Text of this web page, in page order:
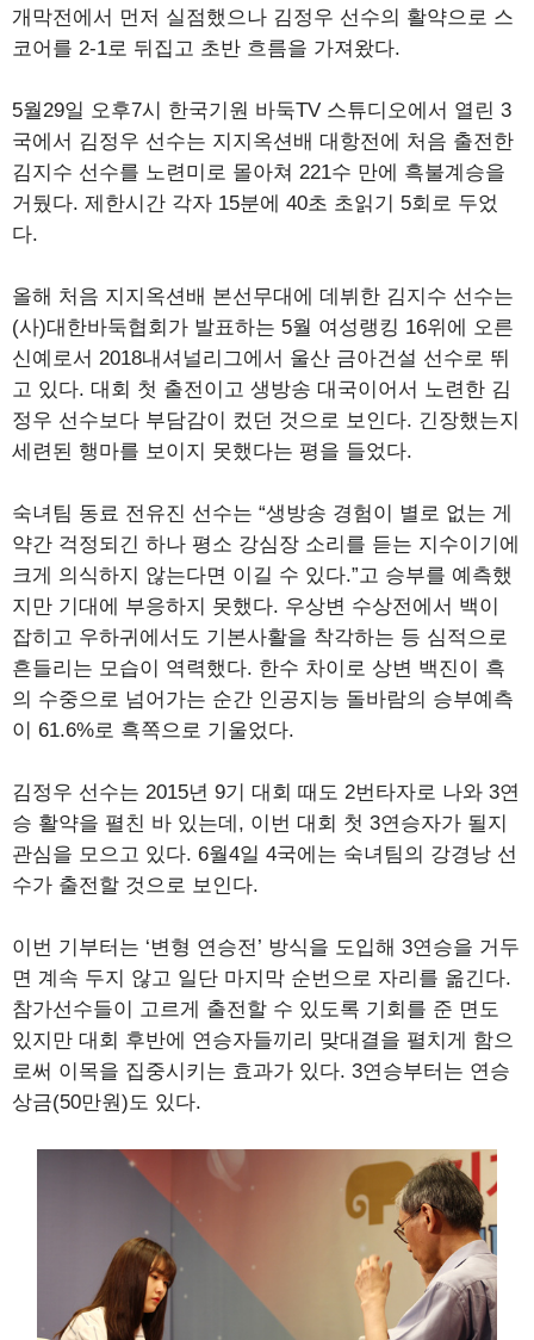
개막전에서 먼저 실점했으나 김정우 선수의 활약으로 스
코어를 2-1로 뒤집고 초반 흐름을 가져왔다.
5월29일 오후7시 한국기원 바둑TV 스튜디오에서 열린 3
국에서 김정우 선수는 지지옥션배 대항전에 처음 출전한
김지수 선수를 노련미로 몰아쳐 221수 만에 흑불계승을
거뒀다. 제한시간 각자 15분에 40초 초읽기 5회로 두었
다.
올해 처음 지지옥션배 본선무대에 데뷔한 김지수 선수는
(사)대한바둑협회가 발표하는 5월 여성랭킹 16위에 오른
신예로서 2018내셔널리그에서 울산 금아건설 선수로 뛰
고 있다. 대회 첫 출전이고 생방송 대국이어서 노련한 김
정우 선수보다 부담감이 컸던 것으로 보인다. 긴장했는지
세련된 행마를 보이지 못했다는 평을 들었다.
숙녀팀 동료 전유진 선수는 “생방송 경험이 별로 없는 게
약간 걱정되긴 하나 평소 강심장 소리를 듣는 지수이기에
크게 의식하지 않는다면 이길 수 있다.”고 승부를 예측했
지만 기대에 부응하지 못했다. 우상변 수상전에서 백이
잡히고 우하귀에서도 기본사활을 착각하는 등 심적으로
흔들리는 모습이 역력했다. 한수 차이로 상변 백진이 흑
의 수중으로 넘어가는 순간 인공지능 돌바람의 승부예측
이 61.6%로 흑쪽으로 기울었다.
김정우 선수는 2015년 9기 대회 때도 2번타자로 나와 3연
승 활약을 펼친 바 있는데, 이번 대회 첫 3연승자가 될지
관심을 모으고 있다. 6월4일 4국에는 숙녀팀의 강경낭 선
수가 출전할 것으로 보인다.
이번 기부터는 ‘변형 연승전’ 방식을 도입해 3연승을 거두
면 계속 두지 않고 일단 마지막 순번으로 자리를 옮긴다.
참가선수들이 고르게 출전할 수 있도록 기회를 준 면도
있지만 대회 후반에 연승자들끼리 맞대결을 펼치게 함으
로써 이목을 집중시키는 효과가 있다. 3연승부터는 연승
상금(50만원)도 있다.